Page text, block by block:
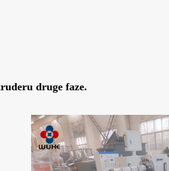
druge faze.